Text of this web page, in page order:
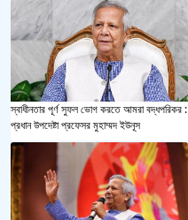
স্বাধীনতার পূর্ণ সুফল ভোগ করতে আমরা বদ্ধপরিকর :
প্রধান উপদেষ্টা প্রফেসর মুহাম্মদ ইউনূস